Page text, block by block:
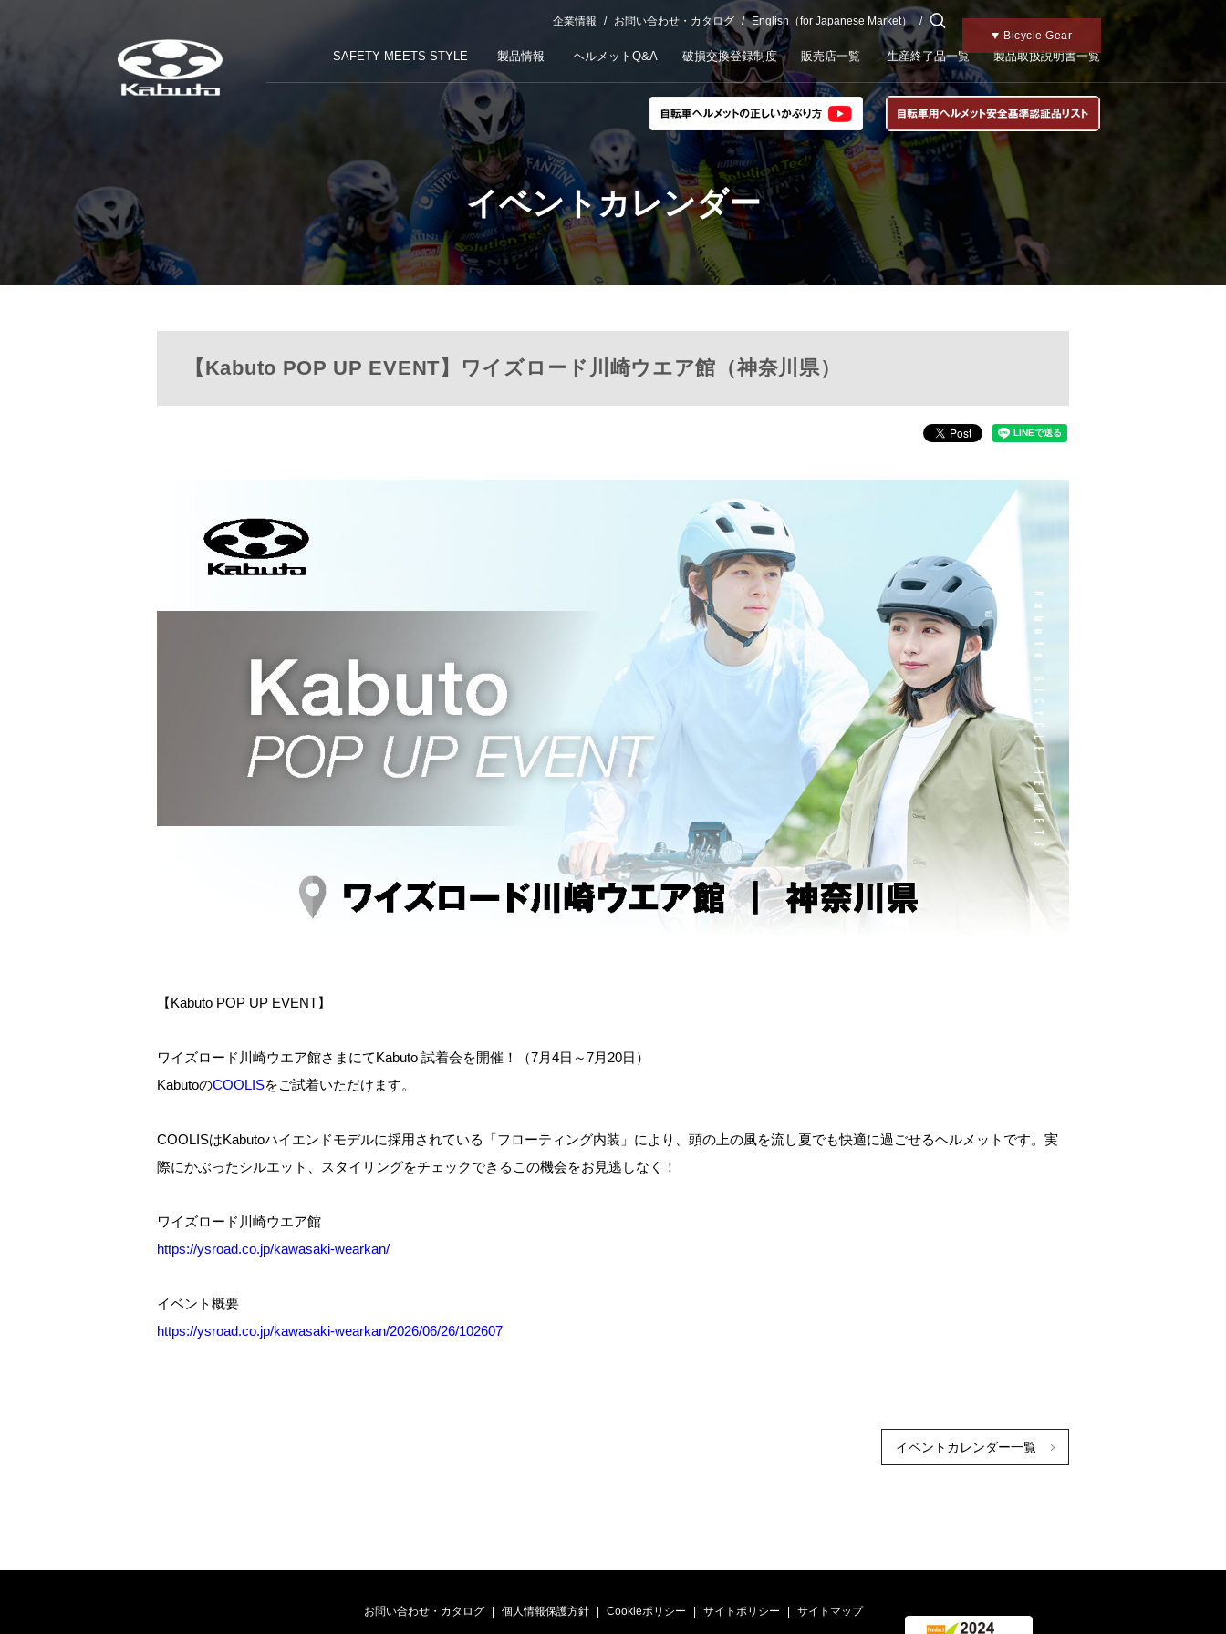
Bicycle Gear
Kabutoトップ
Motorcycle Gear
チャイルドメット
企業情報 お問い合わせ・カタログ English（for Japanese Market）
SAFETY MEETS STYLE 製品情報 ヘルメットQ&A 破損交換登録制度 販売店一覧 生産終了品一覧 製品取扱説明書一覧
イベントカレンダー
【Kabuto POP UP EVENT】ワイズロード川崎ウエア館（神奈川県）
【Kabuto POP UP EVENT】
ワイズロード川崎ウエア館さまにてKabuto 試着会を開催！（7月4日～7月20日）
KabutoのCOOLISをご試着いただけます。
COOLISはKabutoハイエンドモデルに採用されている「フローティング内装」により、頭の上の風を流し夏でも快適に過ごせるヘルメットです。 実
際にかぶったシルエット、スタイリングをチェックできるこの機会をお見逃しなく！
ワイズロード川崎ウエア館
https://ysroad.co.jp/kawasaki-wearkan/
イベント概要
https://ysroad.co.jp/kawasaki-wearkan/2026/06/26/102607
イベントカレンダー一覧
お問い合わせ・カタログ 個人情報保護方針 Cookieポリシー サイトポリシー サイトマップ